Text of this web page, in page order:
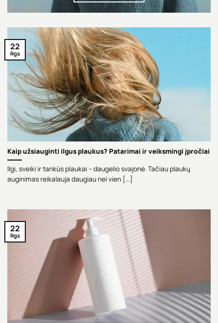
Kaip užsiauginti ilgus plaukus? Patarimai ir veiksmingi įpročiai
Ilgi, sveiki ir tankūs plaukai – daugelio svajonė. Tačiau plaukų
auginimas reikalauja daugiau nei vien [...]
22
Rgs
22
Rgs